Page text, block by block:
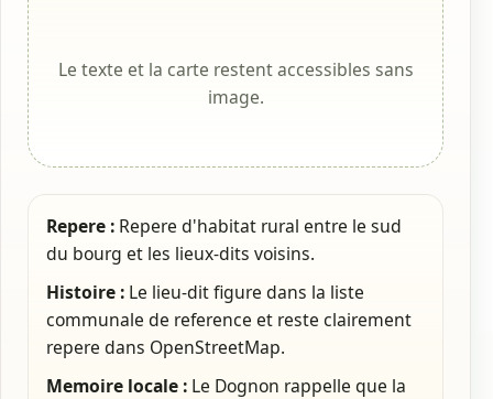
Le texte et la carte restent accessibles sans
image.
Repere : Repere d'habitat rural entre le sud
du bourg et les lieux-dits voisins.
Histoire : Le lieu-dit figure dans la liste
communale de reference et reste clairement
repere dans OpenStreetMap.
Memoire locale : Le Dognon rappelle que la